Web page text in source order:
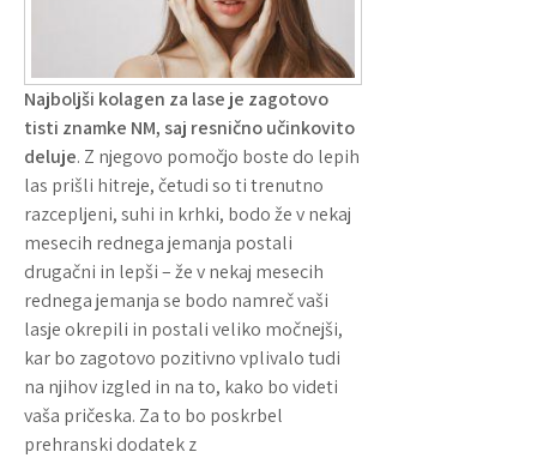
Najboljši kolagen za lase je zagotovo
tisti znamke NM, saj resnično učinkovito
deluje. Z njegovo pomočjo boste do lepih
las prišli hitreje, četudi so ti trenutno
razcepljeni, suhi in krhki, bodo že v nekaj
mesecih rednega jemanja postali
drugačni in lepši – že v nekaj mesecih
rednega jemanja se bodo namreč vaši
lasje okrepili in postali veliko močnejši,
kar bo zagotovo pozitivno vplivalo tudi
na njihov izgled in na to, kako bo videti
vaša pričeska. Za to bo poskrbel
prehranski dodatek z